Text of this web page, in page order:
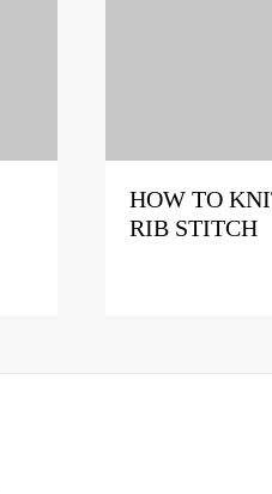
HOW TO
RIB STITCH